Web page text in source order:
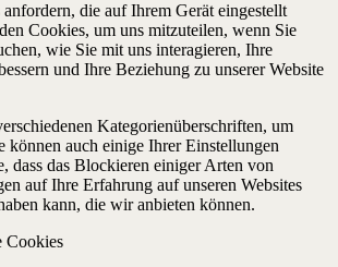
die auf Ihrem Gerät eingestellt
Cookies, um uns mitzuteilen, wenn Sie
wie Sie mit uns interagieren, Ihre
und Ihre Beziehung zu unserer Website
Kategorienüberschriften, um
können auch einige Ihrer Einstellungen
dass das Blockieren einiger Arten von
auf Ihre Erfahrung auf unseren Websites
kann, die wir anbieten können.
Cookies